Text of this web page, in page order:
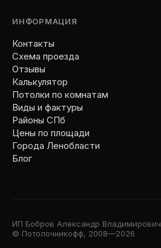
ИНФОРМАЦИЯ
Контакты
Схема проезда
Отзывы
Калькулятор
Потолки по комнатам
Виды и фактуры
Районы СПб
Цены по площади
Города Ленобласти
Блог
ИП Бобров Александр Владимирович
© Потолочникофф, 2008—2026